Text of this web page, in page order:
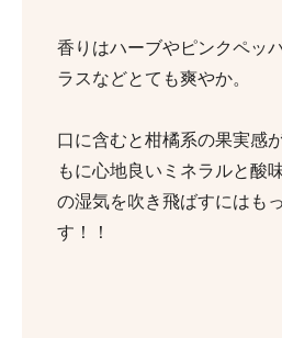
香りはハーブやピンクペッ
ラスなどとても爽やか。
口に含むと柑橘系の果実感
もに心地良いミネラルと酸
の湿気を吹き飛ばすにはも
す！！